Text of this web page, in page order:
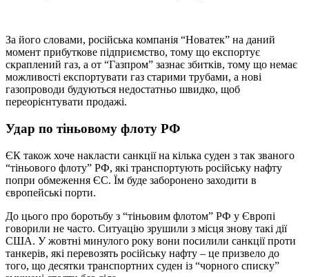
За його словами, російська компанія “Новатек” на даний
момент прибуткове підприємство, тому що експортує
скраплений газ, а от “Газпром” зазнає збитків, тому що немає
можливості експортувати газ старими трубами, а нові
газопроводи будуються недостатньо швидко, щоб
переорієнтувати продажі.
Удар по тіньовому флоту РФ
ЄК також хоче накласти санкції на кілька суден з так званого
“тіньового флоту” РФ, які транспортують російську нафту
попри обмеження ЄС. Їм буде заборонено заходити в
європейські порти.
До цього про боротьбу з “тіньовим флотом” РФ у Європі
говорили не часто. Ситуацію зрушили з місця знову такі дії
США. У жовтні минулого року вони посилили санкції проти
танкерів, які перевозять російську нафту – це призвело до
того, що десятки транспортних суден із “чорного списку”